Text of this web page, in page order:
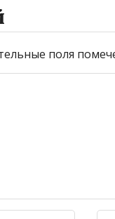
поля